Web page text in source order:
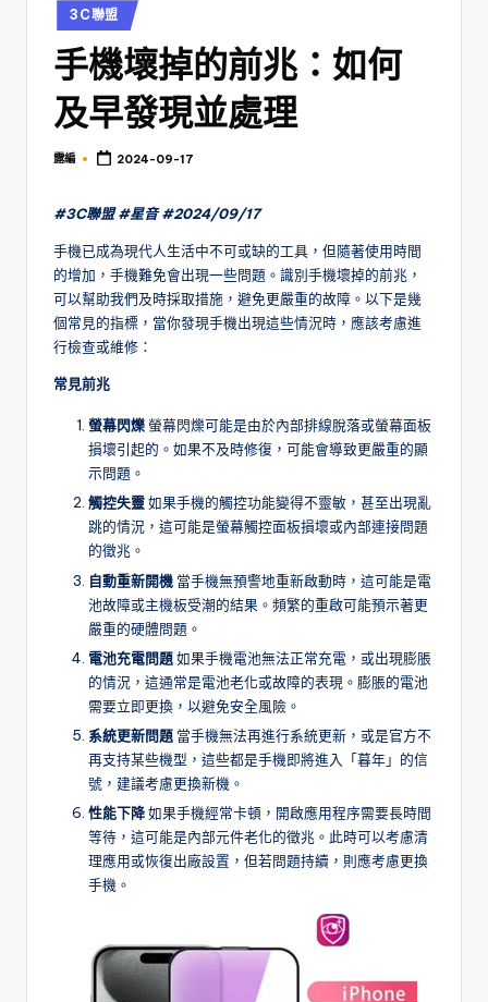
Posted
in
3C聯盟
手機壞掉的前兆：如何
及早發現並處理
Posted
露編 2024-09-17
#3C聯盟 #星音 #2024/09/17
手機已成為現代人生活中不可或缺的工具，但隨著使用時間
的增加，手機難免會出現一些問題。識別手機壞掉的前兆，
可以幫助我們及時採取措施，避免更嚴重的故障。以下是幾
個常見的指標，當你發現手機出現這些情況時，應該考慮進
行檢查或維修：
常見前兆
螢幕閃爍螢幕閃爍可能是由於內部排線脫落或螢幕面板
損壞引起的。如果不及時修復，可能會導致更嚴重的顯
示問題。
觸控失靈如果手機的觸控功能變得不靈敏，甚至出現亂
跳的情況，這可能是螢幕觸控面板損壞或內部連接問題
的徵兆。
自動重新開機 當手機無預警地重新啟動時，這可能是電
池故障或主機板受潮的結果。頻繁的重啟可能預示著更
嚴重的硬體問題。
電池充電問題如果手機電池無法正常充電，或出現膨脹
的情況，這通常是電池老化或故障的表現。膨脹的電池
需要立即更換，以避免安全風險。
系統更新問題 當手機無法再進行系統更新，或是官方不
再支持某些機型，這些都是手機即將進入「暮年」的信
號，建議考慮更換新機。
性能下降如果手機經常卡頓，開啟應用程序需要長時間
等待，這可能是內部元件老化的徵兆。此時可以考慮清
理應用或恢復出廠設置，但若問題持續，則應考慮更換
手機。